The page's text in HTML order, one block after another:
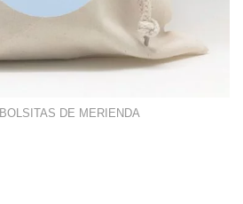
BOLSITAS DE MERIENDA